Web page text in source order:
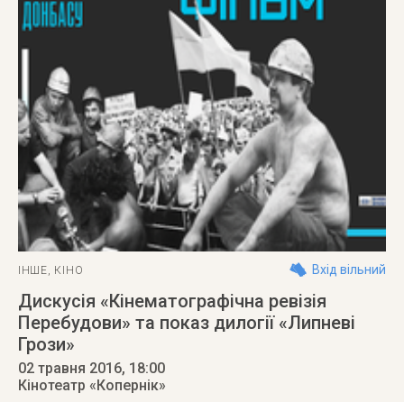
ІНШЕ, КІНО Вхід вільний
Дискусія «Кінематографічна ревізія
Перебудови» та показ дилогії «Липневі
Грози»
02 травня 2016, 18:00
Кінотеатр «Копернік»